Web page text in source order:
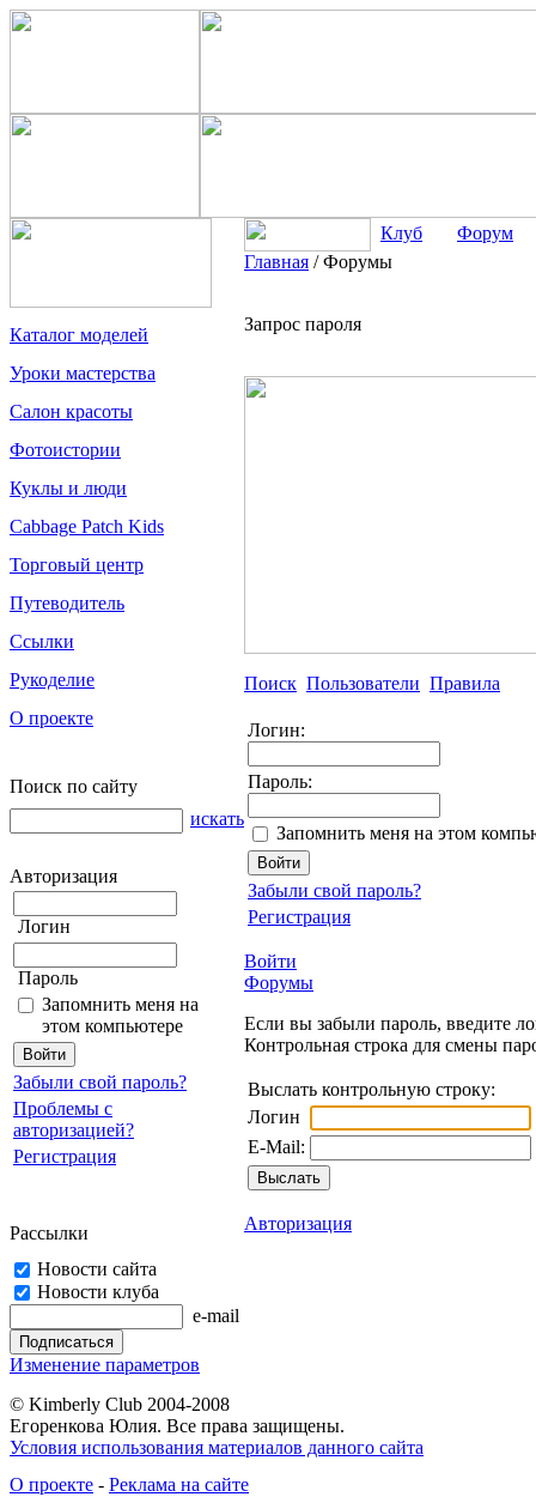
Каталог моделей
Уроки мастерства
Салон красоты
Фотоистории
Куклы и люди
Cabbage Patch Kids
Торговый центр
Путеводитель
Ссылки
Рукоделие
О проекте
Поиск по сайту
искать
Авторизация
Логин
Пароль
Запомнить меня на
этом компьютере
Забыли свой пароль?
Проблемы с
авторизацией?
Регистрация
Рассылки
Новости сайта
Новости клуба
e-mail
Изменение параметров
Клуб
Форум
Главная /Форумы
Запрос пароля
Поиск Пользователи Правила
Логин:
Пароль:
Запомнить меня на этом
Забыли свой пароль?
Регистрация
Войти
Форумы
Если вы забыли пароль, введите
Контрольная строка для смены
Выслать контрольную строку:
Логин
E-Mail:
Авторизация
© Kimberly Club 2004-2008
Егоренкова Юлия. Все права защищены.
Условия использования материалов данного сайта
О проекте - Реклама на сайте